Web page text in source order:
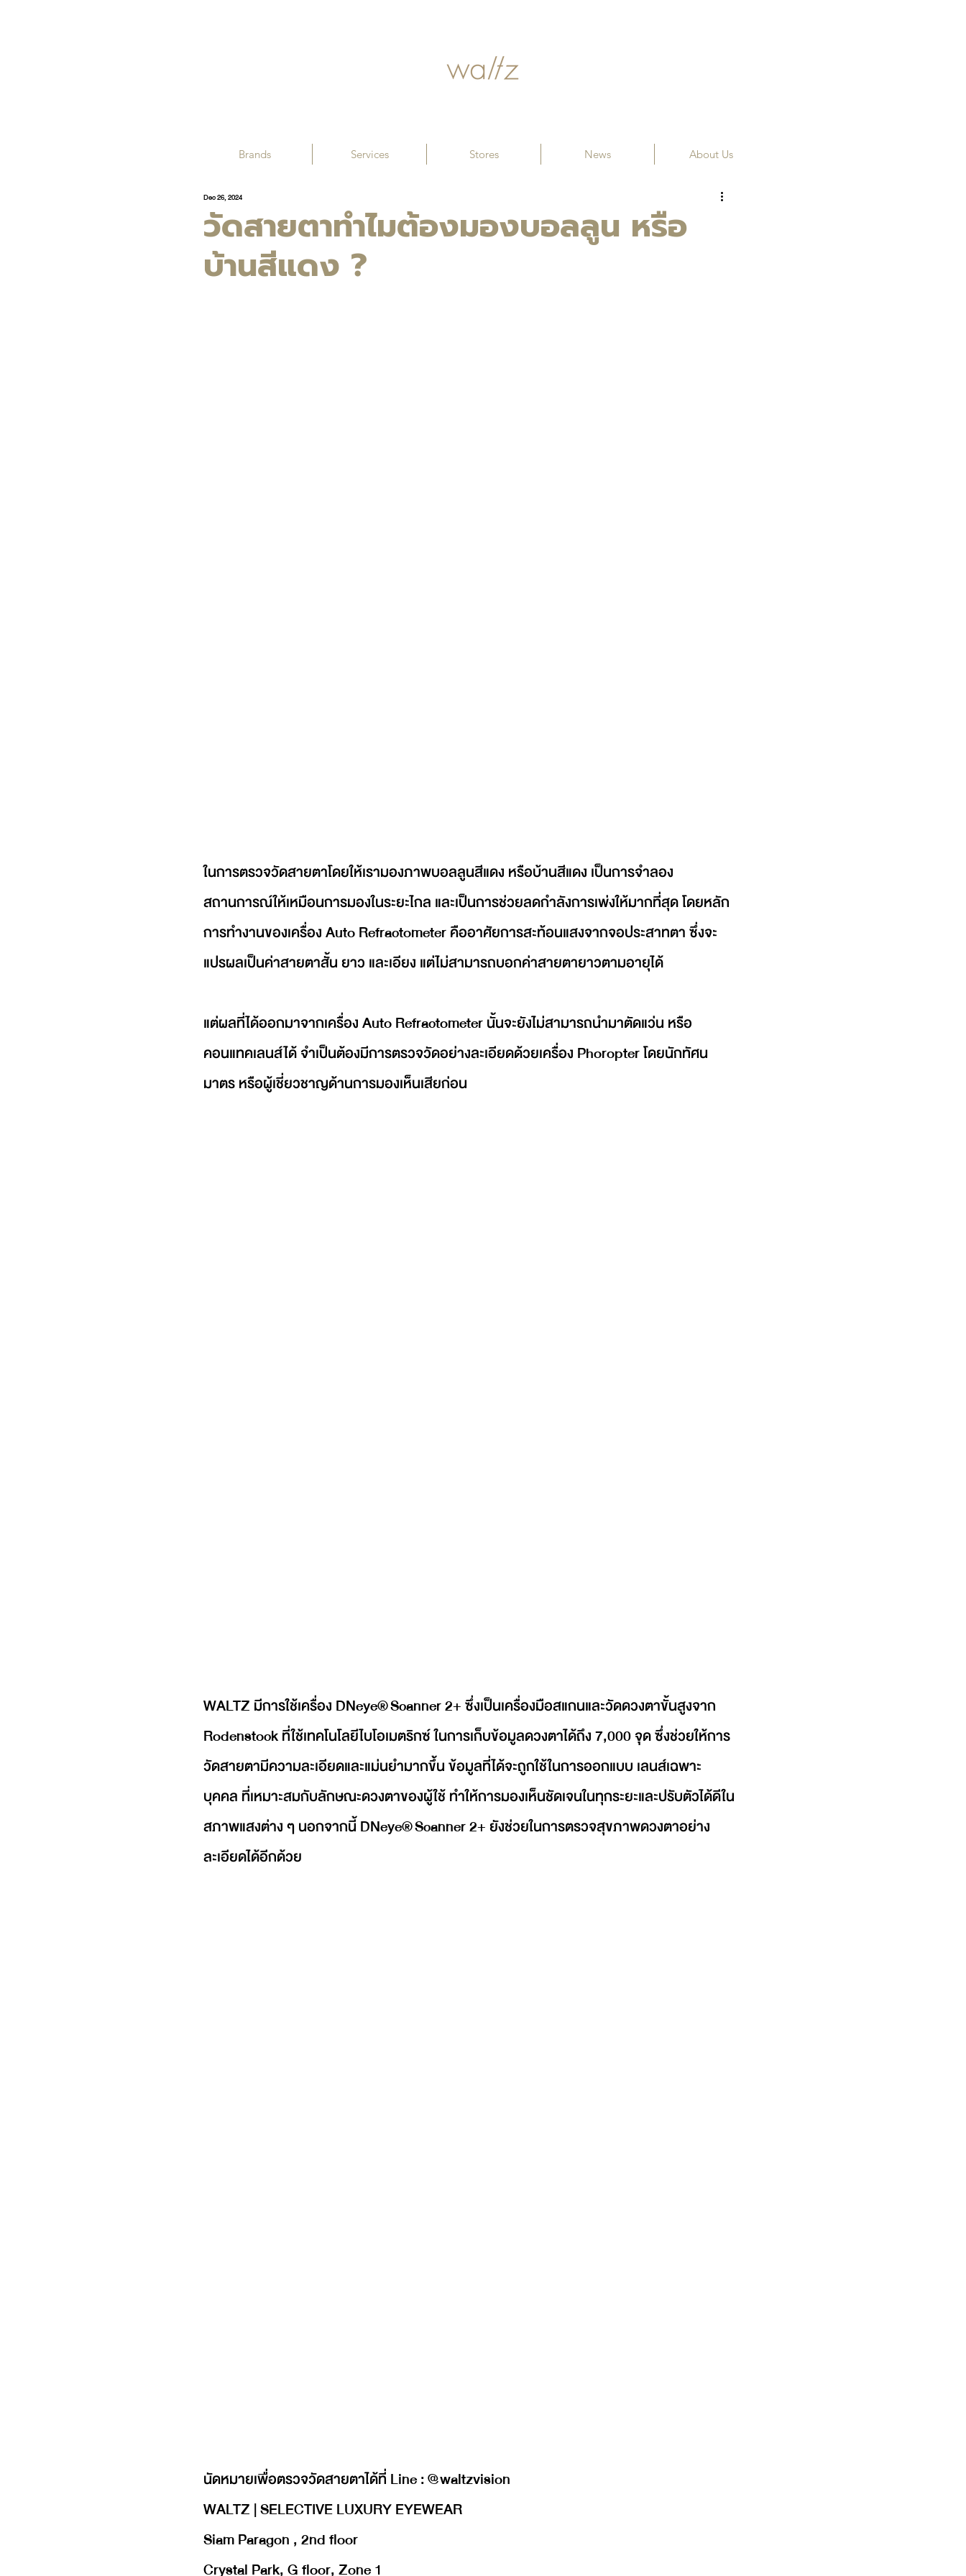
วัดสายตาทำไมต้องมองบอลลูน หรือ
บ้านสีแดง ?
Dec 26, 2024
ในการตรวจวัดสายตาโดยให้เรามองภาพบอลลูนสีแดง หรือบ้านสีแดง เป็นการจำลอง
สถานการณ์ให้เหมือนการมองในระยะไกล และเป็นการช่วยลดกำลังการเพ่งให้มากที่สุด โดยหลัก
การทำงานของเครื่อง Auto Refractometer คืออาศัยการสะท้อนแสงจากจอประสาทตา ซึ่งจะ
แปรผลเป็นค่าสายตาสั้น ยาว และเอียง แต่ไม่สามารถบอกค่าสายตายาวตามอายุได้
แต่ผลที่ได้ออกมาจากเครื่อง Auto Refractometer นั้นจะยังไม่สามารถนำมาตัดแว่น หรือ
คอนแทคเลนส์ได้ จำเป็นต้องมีการตรวจวัดอย่างละเอียดด้วยเครื่อง Phoropter โดยนักทัศน
มาตร หรือผู้เชี่ยวชาญด้านการมองเห็นเสียก่อน
WALTZ มีการใช้เครื่อง DNeye® Scanner 2+ ซึ่งเป็นเครื่องมือสแกนและวัดดวงตาขั้นสูงจาก
Rodenstock ที่ใช้เทคโนโลยีไบโอเมตริกซ์ ในการเก็บข้อมูลดวงตาได้ถึง 7,000 จุด ซึ่งช่วยให้การ
วัดสายตามีความละเอียดและแม่นยำมากขึ้น ข้อมูลที่ได้จะถูกใช้ในการออกแบบ เลนส์เฉพาะ
บุคคล ที่เหมาะสมกับลักษณะดวงตาของผู้ใช้ ทำให้การมองเห็นชัดเจนในทุกระยะและปรับตัวได้ดีใน
สภาพแสงต่าง ๆ นอกจากนี้ DNeye® Scanner 2+ ยังช่วยในการตรวจสุขภาพดวงตาอย่าง
ละเอียดได้อีกด้วย
นัดหมายเพื่อตรวจวัดสายตาได้ที่ Line : @waltzvision
WALTZ | SELECTIVE LUXURY EYEWEAR
Siam Paragon , 2nd floor
Crystal Park, G floor, Zone 1
Brands Services Stores News About Us